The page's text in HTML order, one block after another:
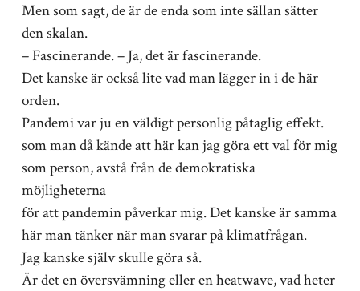
Men som sagt, de är de enda som inte sällan sätter
den skalan.
– Fascinerande. – Ja, det är fascinerande.
Det kanske är också lite vad man lägger in i de här
orden.
Pandemi var ju en väldigt personlig påtaglig effekt.
som man då kände att här kan jag göra ett val för mig
som person, avstå från de demokratiska
möjligheterna
för att pandemin påverkar mig. Det kanske är samma
här man tänker när man svarar på klimatfrågan.
Jag kanske själv skulle göra så.
Är det en översvämning eller en heatwave, vad heter